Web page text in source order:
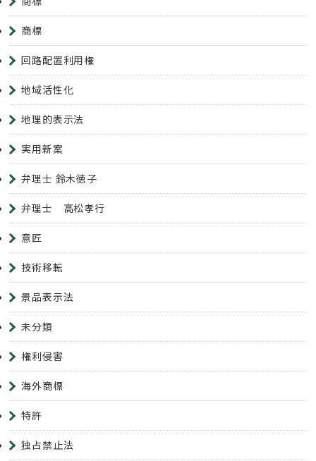
商標
回路配置利用権
地域活性化
地理的表示法
実用新案
弁理士 鈴木徳子
弁理士 高松孝行
意匠
技術移転
景品表示法
未分類
権利侵害
海外商標
特許
独占禁止法